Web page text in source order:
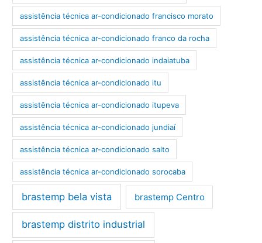
assistência técnica ar-condicionado francisco morato
assistência técnica ar-condicionado franco da rocha
assistência técnica ar-condicionado indaiatuba
assistência técnica ar-condicionado itu
assistência técnica ar-condicionado itupeva
assistência técnica ar-condicionado jundiaí
assistência técnica ar-condicionado salto
assistência técnica ar-condicionado sorocaba
brastemp bela vista brastemp Centro
brastemp distrito industrial